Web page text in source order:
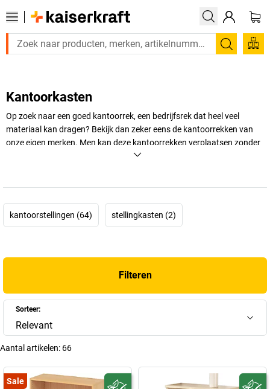
Zoeken
Kantoorkasten
Op zoek naar een goed kantoorrek, een bedrijfsrek dat heel veel
materiaal kan dragen? Bekijk dan zeker eens de kantoorrekken van
onze eigen merken. Men kan deze kantoorrekken verplaatsen zonder
dat het enige moeite kost. Opbergkasten voor uw kantoor of een
+Meer weergeven
kantoorstellingen (64)
stellingkasten (2)
Filteren
Sorteer:
Relevant
Aantal artikelen: 66
Sale